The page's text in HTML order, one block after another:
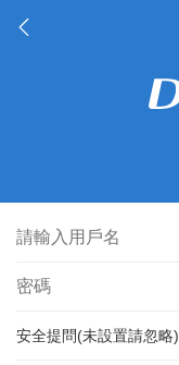
安全提問(未設置請忽略)